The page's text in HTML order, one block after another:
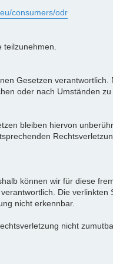
consumers/odr
Gesetzen
oder nach Umständen
bleiben hiervon
können wir für diese
Die
nicht erkennbar.
nicht